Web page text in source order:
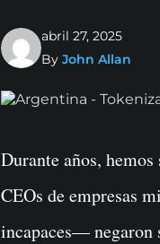
abril 27, 2025
By John Allan
Durante años, hemos sido testigos de cómo un grupo de cartelizadores seriales —
CEOs de empresas
incapaces— negaron